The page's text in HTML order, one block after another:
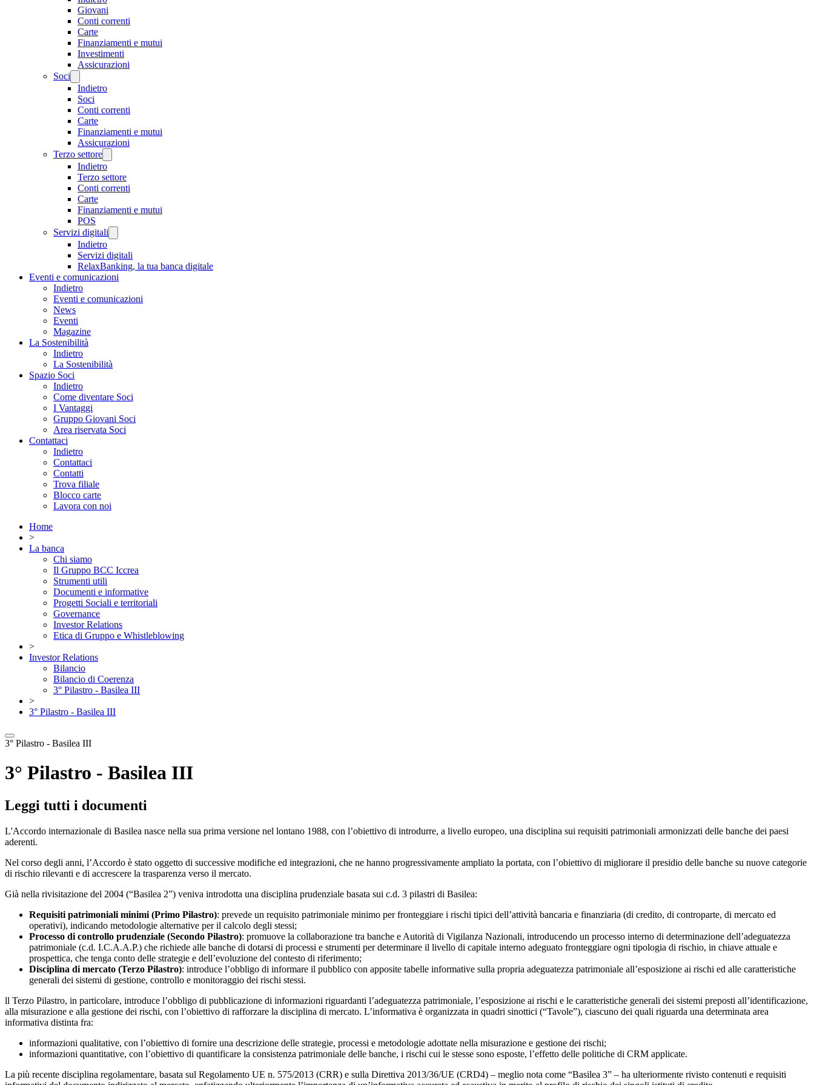
Giovani
Conti correnti
Carte
Finanziamenti e mutui
Investimenti
Assicurazioni
Soci
Indietro
Soci
Conti correnti
Carte
Finanziamenti e mutui
Assicurazioni
Terzo settore
Indietro
Terzo settore
Conti correnti
Carte
Finanziamenti e mutui
POS
Servizi digitali
Indietro
Servizi digitali
RelaxBanking, la tua banca digitale
Eventi e comunicazioni
Indietro
Eventi e comunicazioni
News
Eventi
Magazine
La Sostenibilità
Indietro
La Sostenibilità
Spazio Soci
Indietro
Come diventare Soci
I Vantaggi
Gruppo Giovani Soci
Area riservata Soci
Contattaci
Indietro
Contattaci
Contatti
Trova filiale
Blocco carte
Lavora con noi
Home
>
La banca
Chi siamo
Il Gruppo BCC Iccrea
Strumenti utili
Documenti e informative
Progetti Sociali e territoriali
Governance
Investor Relations
Etica di Gruppo e Whistleblowing
>
Investor Relations
Bilancio
Bilancio di Coerenza
3° Pilastro - Basilea III
>
3° Pilastro - Basilea III
3° Pilastro - Basilea III
3° Pilastro - Basilea III
Leggi tutti i documenti
L'Accordo internazionale di Basilea nasce nella sua prima versione nel lontano 1988, con l’obiettivo di introdurre, a livello europeo, una disciplina sui requisiti patrimoniali armonizzati delle banche dei paesi
aderenti.
Nel corso degli anni, l’Accordo è stato oggetto di successive modifiche ed integrazioni, che ne hanno progressivamente ampliato la portata, con l’obiettivo di migliorare il presidio delle banche su nuove categorie
di rischio rilevanti e di accrescere la trasparenza verso il mercato.
Già nella rivisitazione del 2004 (“Basilea 2”) veniva introdotta una disciplina prudenziale basata sui c.d. 3 pilastri di Basilea:
Requisiti patrimoniali minimi (Primo Pilastro): prevede un requisito patrimoniale minimo per fronteggiare i rischi tipici dell’attività bancaria e finanziaria (di credito, di controparte, di mercato ed
operativi), indicando metodologie alternative per il calcolo degli stessi;
Processo di controllo prudenziale (Secondo Pilastro): promuove la collaborazione tra banche e Autorità di Vigilanza Nazionali, introducendo un processo interno di determinazione dell’adeguatezza
patrimoniale (c.d. I.C.A.A.P.) che richiede alle banche di dotarsi di processi e strumenti per determinare il livello di capitale interno adeguato fronteggiare ogni tipologia di rischio, in chiave attuale e
prospettica, che tenga conto delle strategie e dell’evoluzione del contesto di riferimento;
Disciplina di mercato (Terzo Pilastro): introduce l’obbligo di informare il pubblico con apposite tabelle informative sulla propria adeguatezza patrimoniale all’esposizione ai rischi ed alle caratteristiche
generali dei sistemi di gestione, controllo e monitoraggio dei rischi stessi.
ll Terzo Pilastro, in particolare, introduce l’obbligo di pubblicazione di informazioni riguardanti l’adeguatezza patrimoniale, l’esposizione ai rischi e le caratteristiche generali dei sistemi preposti all’identificazione,
alla misurazione e alla gestione dei rischi, con l’obiettivo di rafforzare la disciplina di mercato. L’informativa è organizzata in quadri sinottici (“Tavole”), ciascuno dei quali riguarda una determinata area
informativa distinta fra:
informazioni qualitative, con l’obiettivo di fornire una descrizione delle strategie, processi e metodologie adottate nella misurazione e gestione dei rischi;
informazioni quantitative, con l’obiettivo di quantificare la consistenza patrimoniale delle banche, i rischi cui le stesse sono esposte, l’effetto delle politiche di CRM applicate.
La più recente disciplina regolamentare, basata sul Regolamento UE n. 575/2013 (CRR) e sulla Direttiva 2013/36/UE (CRD4) – meglio nota come “Basilea 3” – ha ulteriormente rivisto contenuti e requisiti